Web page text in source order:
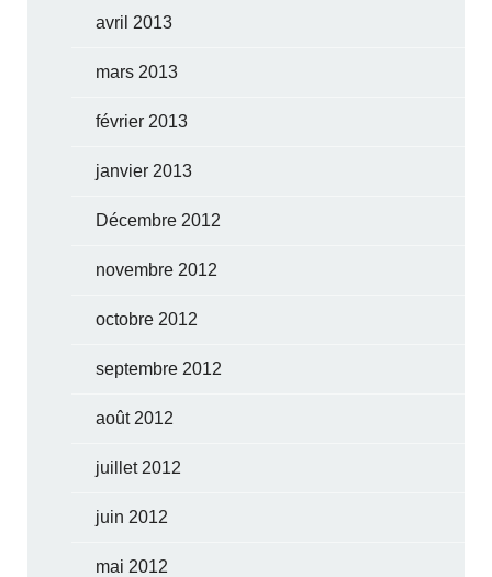
avril 2013
mars 2013
février 2013
janvier 2013
Décembre 2012
novembre 2012
octobre 2012
septembre 2012
août 2012
juillet 2012
juin 2012
mai 2012